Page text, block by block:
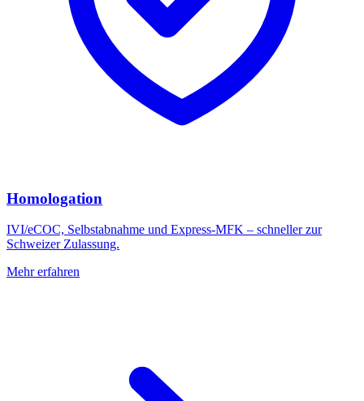
Homologation
IVI/eCOC, Selbstabnahme und Express-MFK – schneller zur
Schweizer Zulassung.
Mehr erfahren